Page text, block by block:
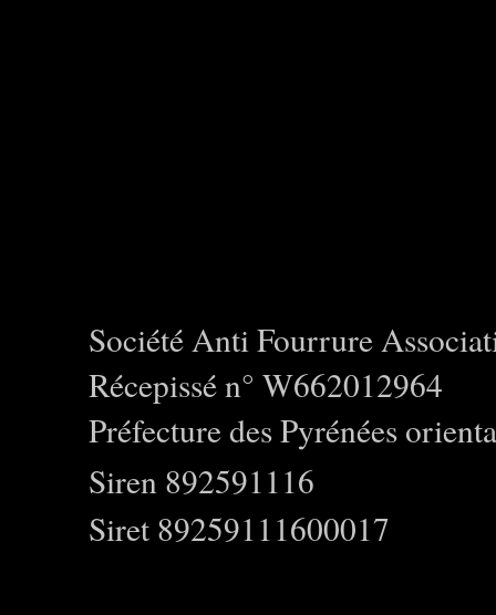
Société Anti Fourrure
Récepissé n° W662012964
Préfecture des Pyrénées
Siren 892591116
Siret 89259111600017